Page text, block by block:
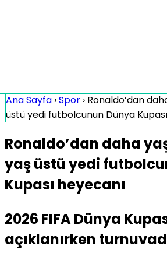
Ana Sayfa ›Spor › Ronaldo’dan
üstü yedi futbolcunun Dünya
Ronaldo’dan daha
yaş üstü yedi
Kupası heyecanı
2026 FIFA Dünya
açıklanırken